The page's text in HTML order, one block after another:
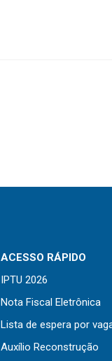
ACESSO RÁPIDO
IPTU 2026
Nota Fiscal Eletrônica
Lista de espera por
Auxílio Reconstrução